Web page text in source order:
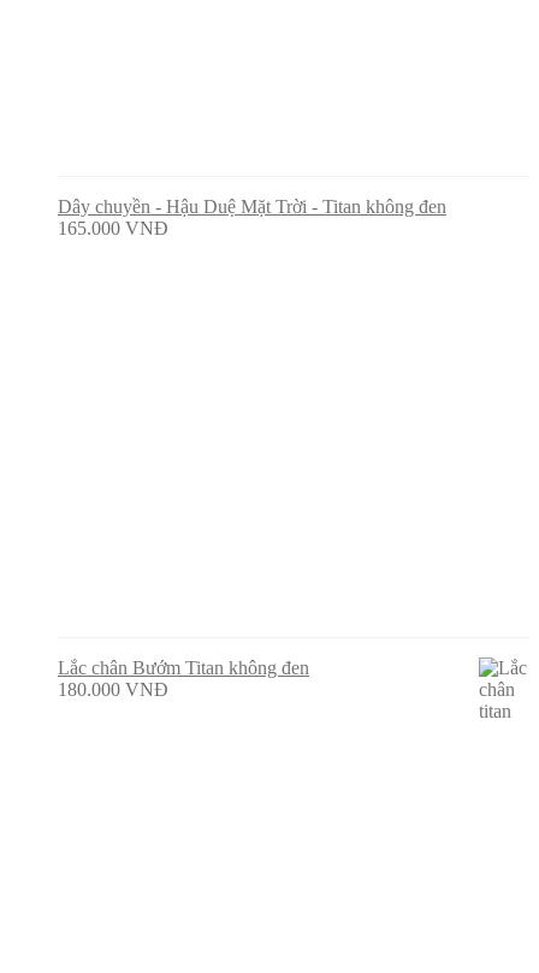
Dây chuyền - Hậu Duệ Mặt Trời - Titan không đen
165.000 VNĐ
Lắc chân Bướm Titan không đen
180.000 VNĐ